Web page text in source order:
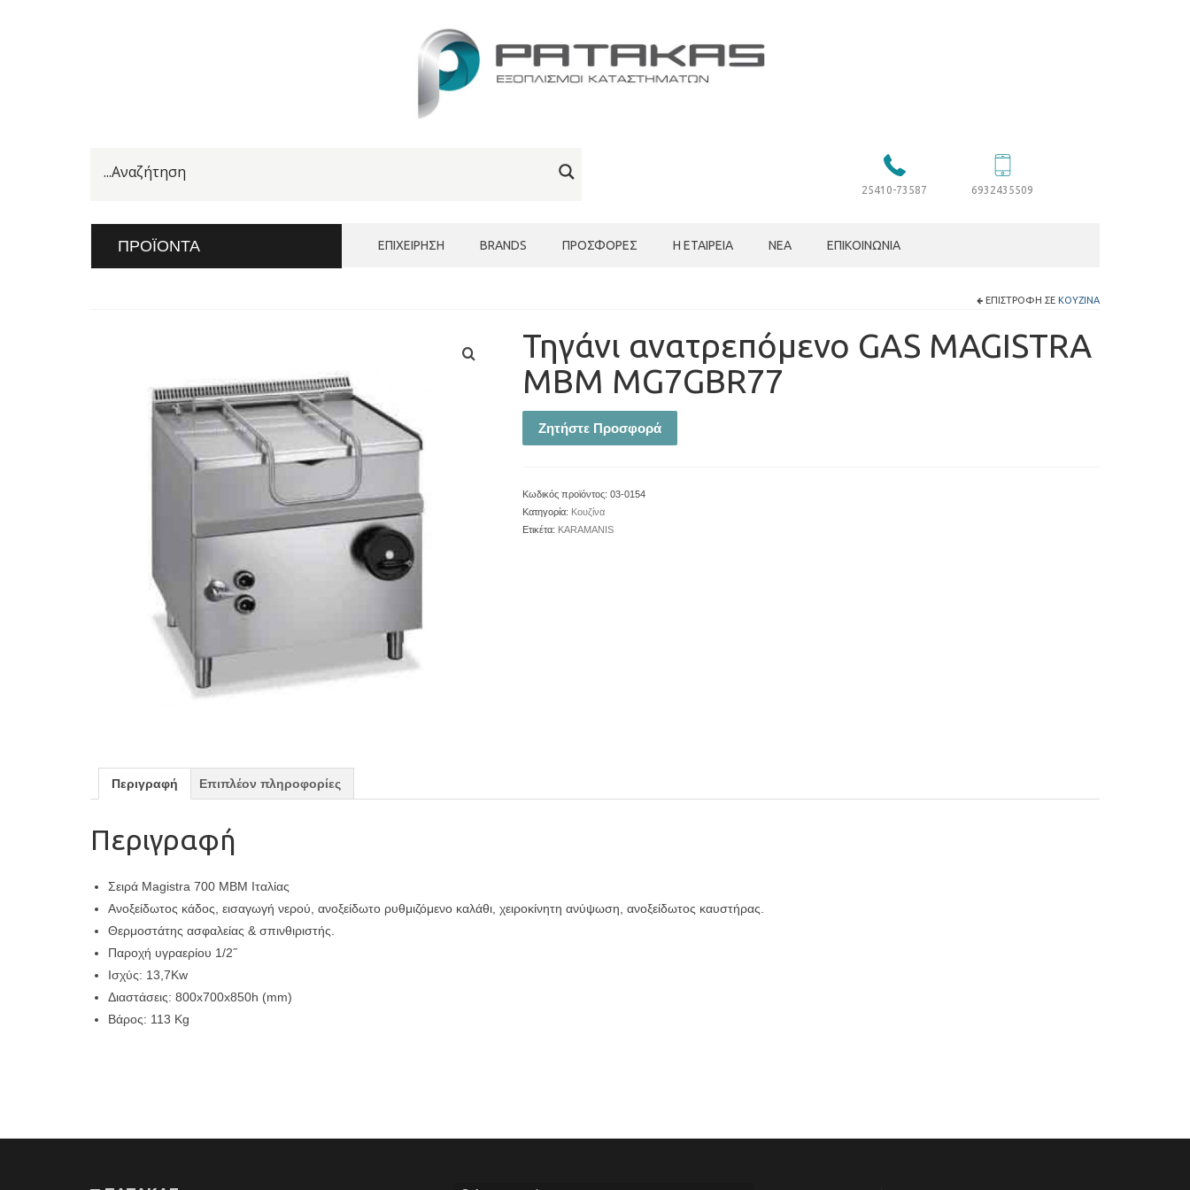
25410-73587 6932435509
ΠΡΟΪΌΝΤΑ ΕΠΙΧΕΊΡΗΣΗ BRANDS ΠΡΟΣΦΟΡΈΣ Η ΕΤΑΙΡΕΊΑ ΝΈΑ ΕΠΙΚΟΙΝΩΝΊΑ
ΕΠΙΣΤΡΟΦΉ ΣΕ ΚΟΥΖΊΝΑ
Τηγάνι ανατρεπόμενο GAS MAGISTRA
MBM MG7GBR77
Ζητήστε Προσφορά
Κωδικός προϊόντος: 03-0154
Κατηγορία: Κουζίνα
Ετικέτα: KARAMANIS
Περιγραφή Επιπλέον πληροφορίες
Περιγραφή
Σειρά Magistra 700 ΜΒΜ Ιταλίας
Ανοξείδωτος κάδος, εισαγωγή νερού, ανοξείδωτο ρυθμιζόμενο καλάθι, χειροκίνητη ανύψωση, ανοξείδωτος καυστήρας.
Θερμοστάτης ασφαλείας & σπινθιριστής.
Παροχή υγραερίου 1/2˝
Ισχύς: 13,7Kw
Διαστάσεις: 800x700x850h (mm)
Βάρος: 113 Kg